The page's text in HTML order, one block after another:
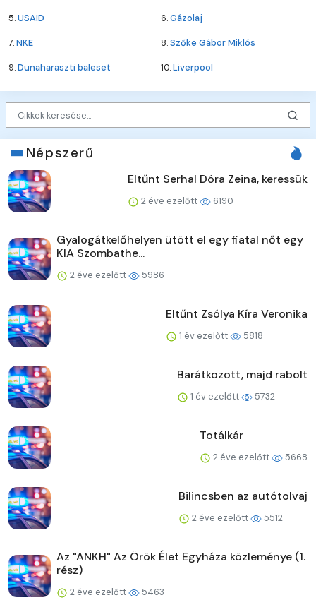
5.USAID 6.Gázolaj
7.NKE 8.Szőke Gábor Miklós
9.Dunaharaszti baleset 10.Liverpool
Népszerű
Eltűnt Serhal Dóra Zeina, keressük
2 éve ezelőtt 6190
Gyalogátkelőhelyen ütött el egy fiatal nőt egy
KIA Szombathe...
2 éve ezelőtt 5986
Eltűnt Zsólya Kíra Veronika
1 év ezelőtt 5818
Barátkozott, majd rabolt
1 év ezelőtt 5732
Totálkár
2 éve ezelőtt 5668
Bilincsben az autótolvaj
2 éve ezelőtt 5512
Az "ANKH" Az Örök Élet Egyháza közleménye (1.
rész)
2 éve ezelőtt 5463